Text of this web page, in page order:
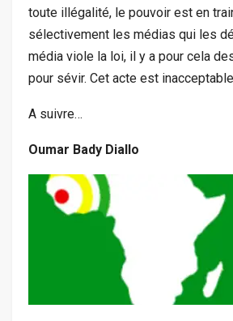
toute illégalité, le pouvoir est en
sélectivement les médias qui les
média viole la loi, il y a pour cela
pour sévir. Cet acte est
A suivre…
Oumar Bady Diallo